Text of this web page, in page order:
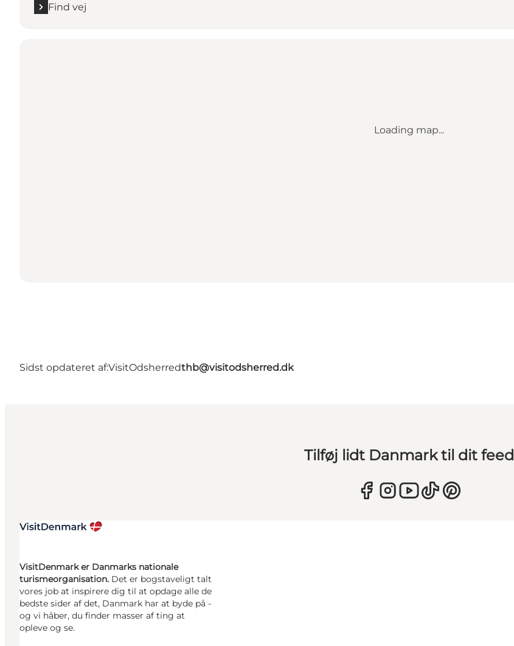
Find vej
Loading map...
Sidst opdateret af:VisitOdsherredthb@visitodsherred.dk
Tilføj lidt Danmark til dit feed
VisitDenmark er Danmarks nationale
turismeorganisation. Det er bogstaveligt talt
vores job at inspirere dig til at opdage alle de
bedste sider af det, Danmark har at byde på -
og vi håber, du finder masser af ting at
opleve og se.